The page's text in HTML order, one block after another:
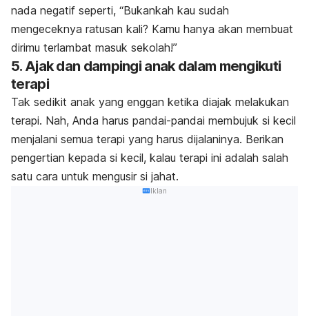
nada negatif seperti, “Bukankah kau sudah
mengeceknya ratusan kali? Kamu hanya akan membuat
dirimu terlambat masuk sekolah!”
5. Ajak dan dampingi anak dalam mengikuti
terapi
Tak sedikit anak yang enggan ketika diajak melakukan
terapi. Nah, Anda harus pandai-pandai membujuk si kecil
menjalani semua terapi yang harus dijalaninya. Berikan
pengertian kepada si kecil, kalau terapi ini adalah salah
satu cara untuk mengusir si jahat.
Iklan